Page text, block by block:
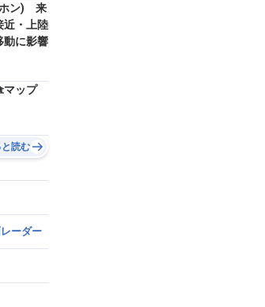
ホン) 来
近・上陸
に影響
マップ
読む
ーダー